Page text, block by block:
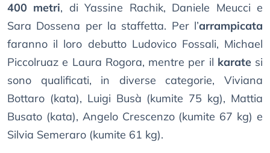
400 metri, di Yassine Rachik, Daniele Meucci e
Sara Dossena per la staffetta. Per l’arrampicata
faranno il loro debutto Ludovico Fossali, Michael
Piccolruaz e Laura Rogora, mentre per il karatesi
sono qualificati, in diverse categorie, Viviana
Bottaro (kata), Luigi Busà (kumite 75 kg), Mattia
Busato (kata), Angelo Crescenzo (kumite 67 kg) e
Silvia Semeraro (kumite 61 kg).